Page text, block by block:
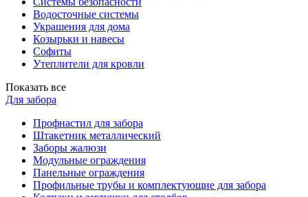
Водосточные системы
Украшения для дома
Козырьки и навесы
Софиты
Утеплители для кровли
Показать все
Для забора
Профнастил для забора
Штакетник металлический
Заборы жалюзи
Модульные ограждения
Панельные ограждения
Профильные трубы и комплектующие для забора